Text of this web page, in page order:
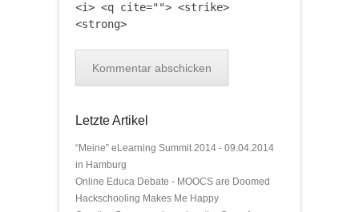
<i> <q cite=""> <strike>
<strong>
Letzte Artikel
“Meine” eLearning Summit 2014 - 09.04.2014
in Hamburg
Online Educa Debate - MOOCS are Doomed
Hackschooling Makes Me Happy